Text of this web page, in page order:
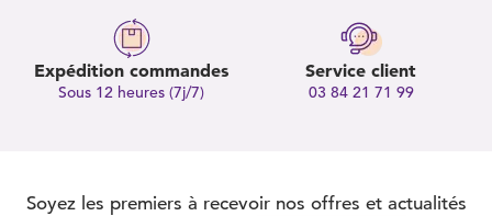
Expédition commandes
Sous 12 heures (7j/7)
Service client
03 84 21 71 99
Soyez les premiers à recevoir nos offres et actualités